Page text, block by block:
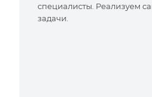
специалисты. Реализуем
задачи.